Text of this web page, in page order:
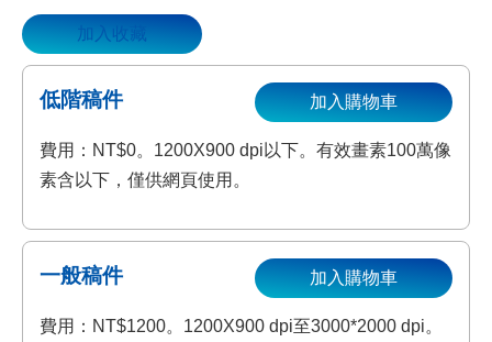
加入收藏
低階稿件
費用：NT$0。1200X900 dpi以下。有效畫素100萬像
素含以下，僅供網頁使用。
加入購物車
一般稿件
費用：NT$1200。1200X900 dpi至3000*2000 dpi。
加入購物車